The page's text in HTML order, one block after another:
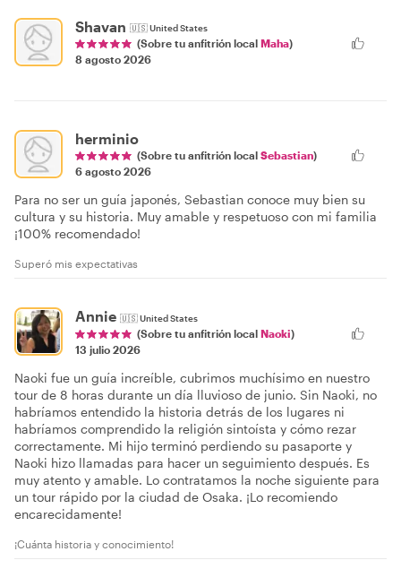
Shavan 🇺🇸United States
(Sobre tu anfitrión local Maha)
8 agosto 2026
herminio
(Sobre tu anfitrión local Sebastian)
6 agosto 2026
Para no ser un guía japonés, Sebastian conoce muy bien su
cultura y su historia. Muy amable y respetuoso con mi familia
¡100% recomendado!
Superó mis expectativas
Annie 🇺🇸United States
(Sobre tu anfitrión local Naoki)
13 julio 2026
Naoki fue un guía increíble, cubrimos muchísimo en nuestro
tour de 8 horas durante un día lluvioso de junio. Sin Naoki, no
habríamos entendido la historia detrás de los lugares ni
habríamos comprendido la religión sintoísta y cómo rezar
correctamente. Mi hijo terminó perdiendo su pasaporte y
Naoki hizo llamadas para hacer un seguimiento después. Es
muy atento y amable. Lo contratamos la noche siguiente para
un tour rápido por la ciudad de Osaka. ¡Lo recomiendo
encarecidamente!
¡Cuánta historia y conocimiento!